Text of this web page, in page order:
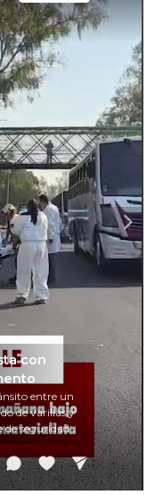
con
entre un
de varillas y
seguridad